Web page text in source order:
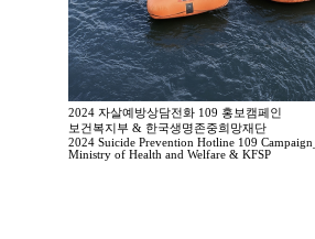
2024 자살예방상담전화 109 홍보캠페인
보건복지부 & 한국생명존중희망재단
2024 Suicide Prevention Hotline 109 Campaign_
Ministry of Health and Welfare & KFSP